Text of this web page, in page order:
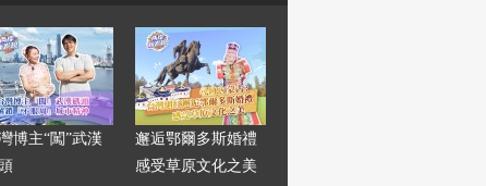
博主“闖”武漢
邂逅鄂爾多斯婚禮
感受草原文化之美